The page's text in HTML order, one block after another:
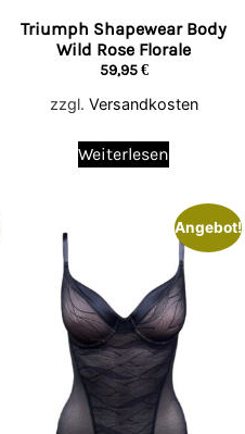
Triumph Shapewear Body
Wild Rose Florale
59,95€
zzgl. Versandkosten
Weiterlesen
Angebot!